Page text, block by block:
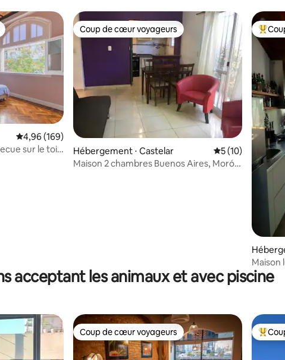
: 4,92 sur 5
Évaluation moyenne sur la base de 169 commentaires : 4,96 sur 5
4,96 (169)
sur le toit
Coup de cœur voyageurs
Coup de cœur voyageurs
Hébergement ⋅ Castelar Évaluation
5 (10)
Maison 2 chambres Buenos Aires, Morón
Maison
moderne
acceptant les animaux et avec piscine
Coup de cœur voyageurs
Coup de cœur voyageurs